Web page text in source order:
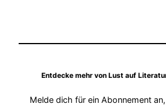
Entdecke mehr von Lust auf
Melde dich für ein Abonnement